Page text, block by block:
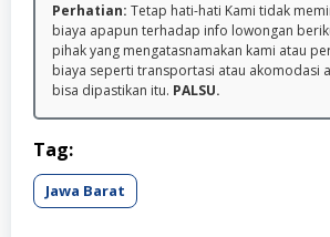
Perhatian: Tetap hati-hati Kami tidak
biaya apapun terhadap info lowongan
pihak yang mengatasnamakan kami atau
biaya seperti transportasi atau akomodasi
bisa dipastikan itu. PALSU.
Tag:
Jawa Barat